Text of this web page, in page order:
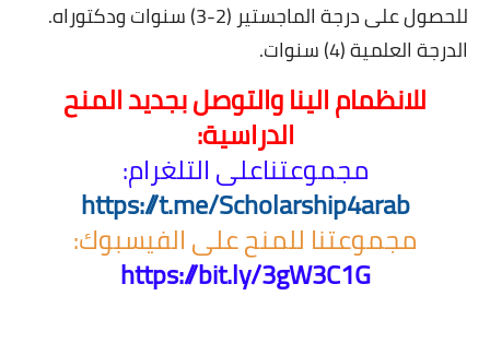
للحصول على درجة الماجستير (2-3) سنوات ودكتوراه.
الدرجة العلمية (4) سنوات
.
للانظمام الينا والتوصل بجديد المنح
الدراسية:
مجموعتناعلى التلغرام:
https://t.me/Scholarship4arab
مجموعتنا للمنح على الفيسبوك:
https://bit.ly/3gW3C1G